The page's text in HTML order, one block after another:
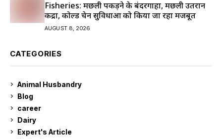
Fisheries: मछली पकड़ने के बंदरगाहों, मछली उतरान
केंद्रों, कोल्ड चेन सुविधाओं को किया जा रहा मजबूत
AUGUST 8, 2026
CATEGORIES
Animal Husbandry
Blog
career
Dairy
Expert's Article